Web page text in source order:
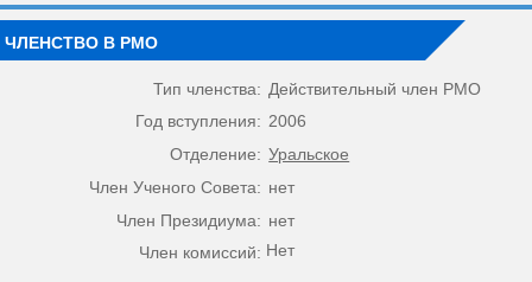
ЧЛЕНСТВО В РМО
Тип членства: Действительный член РМО
Год вступления: 2006
Отделение: Уральское
Член Ученого Совета: нет
Член Президиума: нет
Член комиссий: Нет